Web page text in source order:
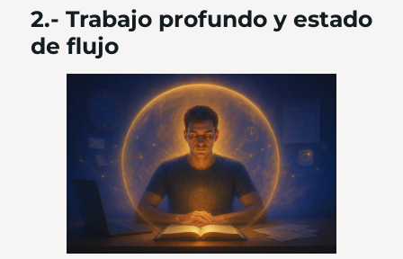
2.- Trabajo profundo y estado
de flujo